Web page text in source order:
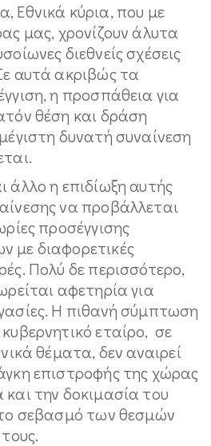
Εθνικά κύρια, που με
μας, χρονίζουν άλυτα
διεθνείς σχέσεις
αυτά ακριβώς τα
η προσπάθεια για
θέση και δράση
δυνατή συναίνεση
άλλο η επιδίωξη αυτής
να προβάλλεται
προσέγγισης
με διαφορετικές
Πολύ δε περισσότερο,
αφετηρία για
Η πιθανή σύμπτωση
εταίρο, σε
θέματα, δεν αναιρεί
επιστροφής της χώρας
την δοκιμασία του
σεβασμό των θεσμών